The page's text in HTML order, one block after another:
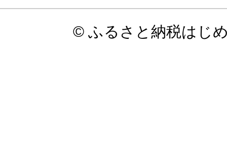
© ふるさと納税はじ